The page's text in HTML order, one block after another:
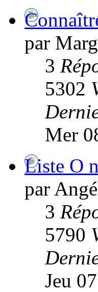
par
3
5302
Mer
Liste O
par
3
5790
Jeu